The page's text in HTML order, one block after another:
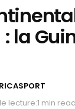
la
lecture:1 min read